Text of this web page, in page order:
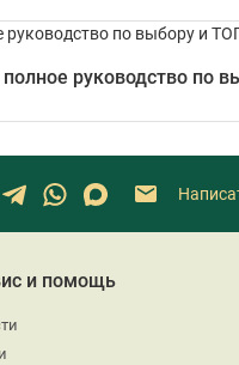
руководство по
и помощь